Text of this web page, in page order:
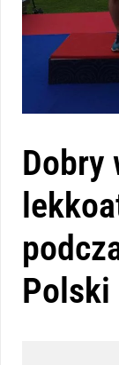
Dobry
Polski